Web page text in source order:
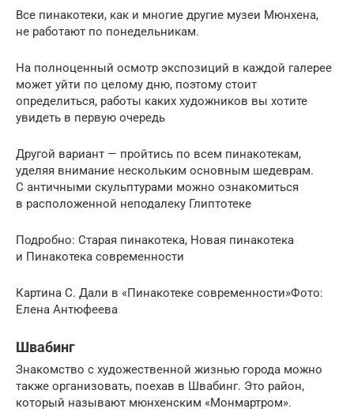
Все пинакотеки, как и многие другие музеи Мюнхена,
не работают по понедельникам.
На полноценный осмотр экспозиций в каждой галерее
может уйти по целому дню, поэтому стоит
определиться, работы каких художников вы хотите
увидеть в первую очередь
Другой вариант — пройтись по всем пинакотекам,
уделяя внимание нескольким основным шедеврам.
С античными скульптурами можно ознакомиться
в расположенной неподалеку Глиптотеке
Подробно: Старая пинакотека, Новая пинакотека
и Пинакотека современности
Картина С. Дали в «Пинакотеке современности»Фото:
Елена Антюфеева
Швабинг
Знакомство с художественной жизнью города можно
также организовать, поехав в Швабинг. Это район,
который называют мюнхенским «Монмартром».